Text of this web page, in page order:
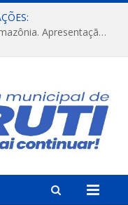
FESTRIBAL 2026 – No Coração da Amazônia. Apresentação da Munduruku.